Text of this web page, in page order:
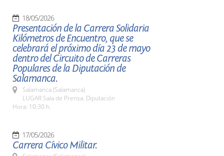
18/05/2026
Presentación de la Carrera Solidaria
Kilómetros de Encuentro, que se
celebrará el próximo día 23 de mayo
dentro del Circuito de Carreras
Populares de la Diputación de
Salamanca.
Salamanca (Salamanca)
LUGAR Sala de Prensa. Diputación
Hora: 10:30 h.
17/05/2026
Carrera Cívico Militar.